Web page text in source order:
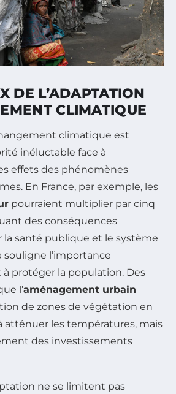
DE L’ADAPTATION
CLIMATIQUE
climatique est
inéluctable face à
effets des phénomènes
En France, par exemple, les
pourraient multiplier par cinq
des conséquences
santé publique et le système
souligne l’importance
à protéger la population. Des
l’aménagement urbain
de zones de végétation en
atténuer les températures, mais
des investissements
ne se limitent pas